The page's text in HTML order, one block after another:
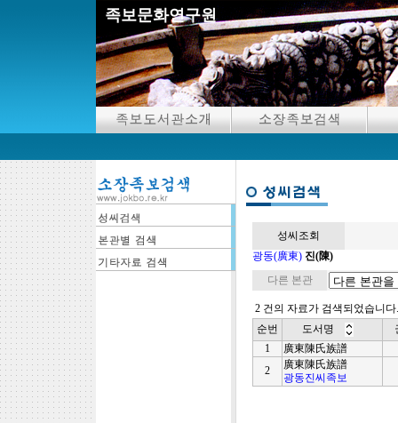
족보문화연구원
성씨조회
광동(廣東) 진(陳)
다른 본관
2 건의 자료가 검색되었습니다.
순번
도서명
1
廣東陳氏族譜
2
廣東陳氏族譜
광동진씨족보